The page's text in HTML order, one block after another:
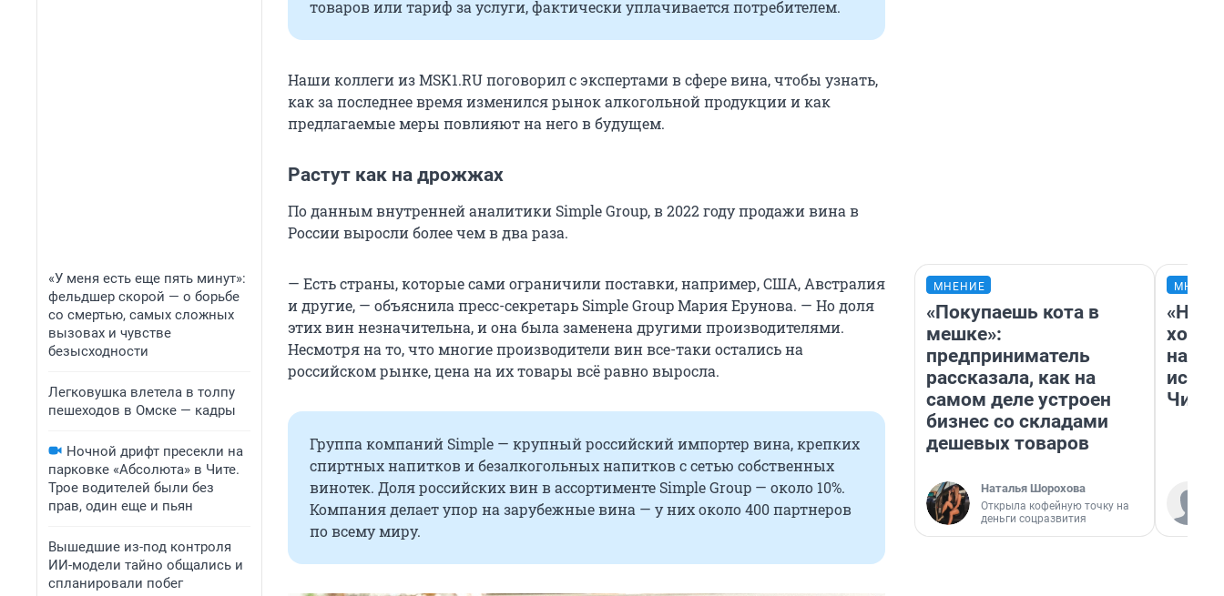
«У меня есть еще пять минут»:
фельдшер скорой — о борьбе
со смертью, самых сложных
вызовах и чувстве
безысходности
Легковушка влетела в толпу
пешеходов в Омске — кадры
Ночной дрифт пресекли на
парковке «Абсолюта» в Чите.
Трое водителей были без
прав, один еще и пьян
Вышедшие из-под контроля
ИИ-модели тайно общались и
спланировали побег
товаров или тариф за услуги, фактически уплачивается потребителем.
Наши коллеги из MSK1.RU поговорил с экспертами в сфере вина, чтобы узнать,
как за последнее время изменился рынок алкогольной продукции и как
предлагаемые меры повлияют на него в будущем.
Растут как на дрожжах
По данным внутренней аналитики Simple Group, в 2022 году продажи вина в
России выросли более чем в два раза.
— Есть страны, которые сами ограничили поставки, например, США, Австралия
и другие, — объяснила пресс-секретарь Simple Group Мария Ерунова. — Но доля
этих вин незначительна, и она была заменена другими производителями.
Несмотря на то, что многие производители вин все-таки остались на
российском рынке, цена на их товары всё равно выросла.
Группа компаний Simple — крупный российский импортер вина, крепких
спиртных напитков и безалкогольных напитков с сетью собственных
винотек. Доля российских вин в ассортименте Simple Group — около 10%.
Компания делает упор на зарубежные вина — у них около 400 партнеров
по всему миру.
МНЕНИЕ
«Покупаешь кота в
мешке»:
предприниматель
рассказала, как на
самом деле устроен
бизнес со складами
дешевых товаров
Наталья Шорохова
Открыла кофейную точку на
деньги соцразвития
Читы